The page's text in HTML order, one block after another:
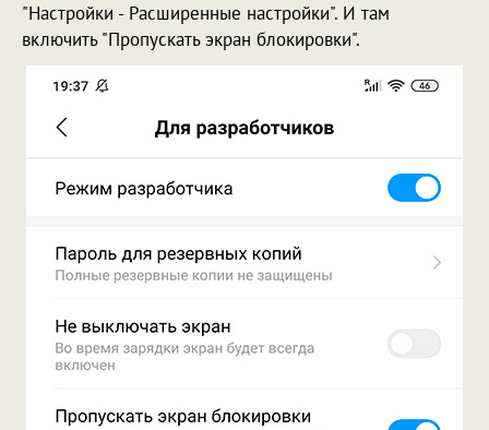
"Настройки - Расширенные настройки". И там
включить "Пропускать экран блокировки".